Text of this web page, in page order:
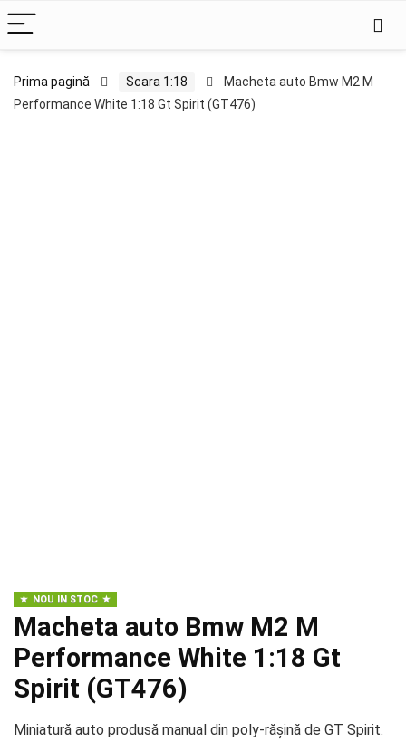
Prima pagină Scara 1:18
Macheta auto Bmw M2 M
Performance White 1:18 Gt Spirit (GT476)
NOU IN STOC
Macheta auto Bmw M2 M
Performance White 1:18 Gt
Spirit (GT476)
Miniatură auto produsă manual din poly-rășină de GT Spirit.